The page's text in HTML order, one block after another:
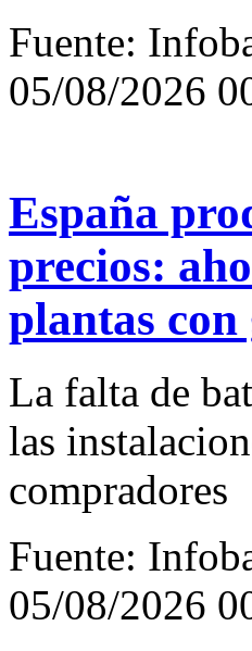
Fuente:
05/08/2026
España
precios:
plantas con
La falta de
las
compradores
Fuente:
05/08/2026